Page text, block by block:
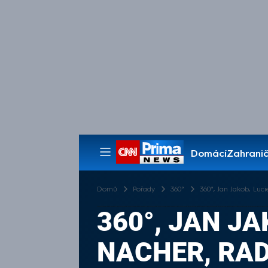
Domácí
Pořady
Domů Pořady 360° 360°, Jan Jakob,
360°, JAN
NACHER,